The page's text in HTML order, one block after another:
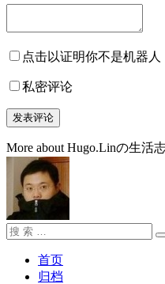
点击以证明你不是机器人
私密评论
More about Hugo.Linの生活
搜
首页
归档